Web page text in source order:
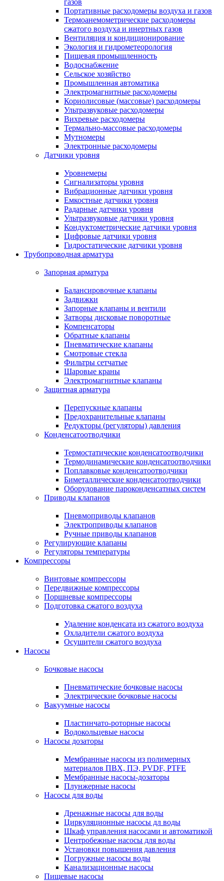
газов
Портативные расходомеры воздуха и газов
Термоанемометрические расходомеры
сжатого воздуха и инертных газов
Вентиляция и кондиционирование
Экология и гидрометеорология
Пищевая промышленность
Водоснабжение
Сельское хозяйство
Промышленная автоматика
Электромагнитные расходомеры
Кориолисовые (массовые) расходомеры
Ультразвуковые расходомеры
Вихревые расходомеры
Термально-массовые расходомеры
Мутномеры
Электронные расходомеры
Датчики уровня
Уровнемеры
Сигнализаторы уровня
Вибрационные датчики уровня
Емкостные датчики уровня
Радарные датчики уровня
Ультразвуковые датчики уровня
Кондуктометрические датчики уровня
Цифровые датчики уровня
Гидростатические датчики уровня
Трубопроводная арматура
Запорная арматура
Балансировочные клапаны
Задвижки
Запорные клапаны и вентили
Затворы дисковые поворотные
Компенсаторы
Обратные клапаны
Пневматические клапаны
Смотровые стекла
Фильтры сетчатые
Шаровые краны
Электромагнитные клапаны
Защитная арматура
Перепускные клапаны
Предохранительные клапаны
Редукторы (регуляторы) давления
Конденсатоотводчики
Термостатические конденсатоотводчики
Термодинамические конденсатоотводчики
Поплавковые конденсатоотводчики
Биметаллические конденсатоотводчики
Оборудование пароконденсатных систем
Приводы клапанов
Пневмоприводы клапанов
Электроприводы клапанов
Ручные приводы клапанов
Регулирующие клапаны
Регуляторы температуры
Компрессоры
Винтовые компрессоры
Передвижные компрессоры
Поршневые компрессоры
Подготовка сжатого воздуха
Удаление конденсата из сжатого воздуха
Охладители сжатого воздуха
Осушители сжатого воздуха
Насосы
Бочковые насосы
Пневматические бочковые насосы
Электрические бочковые насосы
Вакуумные насосы
Пластинчато-роторные насосы
Водокольцевые насосы
Насосы дозаторы
Мембранные насосы из полимерных
материалов ПВХ, ПЭ, PVDF, PTFE
Мембранные насосы-дозаторы
Плунжерные насосы
Насосы для воды
Дренажные насосы для воды
Циркуляционные насосы дл воды
Шкаф управления насосами и автоматикой
Центробежные насосы для воды
Установки повышения давления
Погружные насосы воды
Канализационные насосы
Пищевые насосы